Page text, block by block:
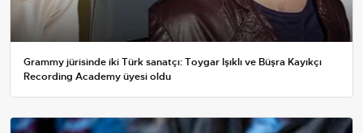
Grammy jürisinde iki Türk sanatçı: Toygar Işıklı ve Büşra Kayıkçı
Recording Academy üyesi oldu